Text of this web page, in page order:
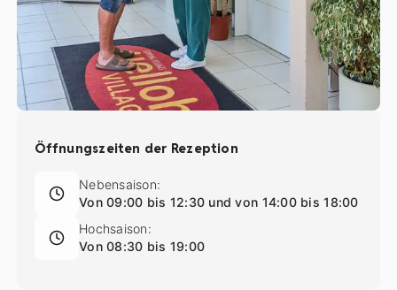
Öffnungszeiten der Rezeption
Nebensaison:
Von 09:00 bis 12:30 und von 14:00 bis 18:00
Hochsaison:
Von 08:30 bis 19:00